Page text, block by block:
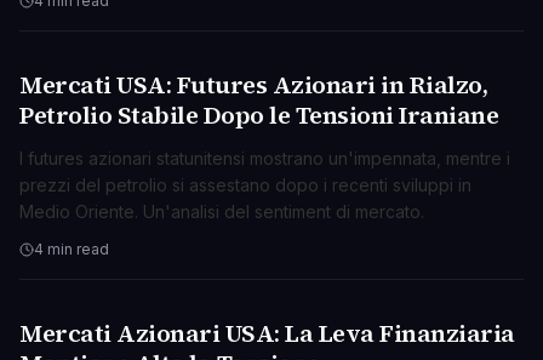
BUSINESS
Mercati USA: Futures Azionari in Rialzo,
Petrolio Stabile Dopo le Tensioni Iraniane
I futures azionari statunitensi mostrano un'impennata, mentre i
prezzi del petrolio si assestano dopo i recenti sviluppi in
Medio Oriente. Un'analisi del sentiment di mercato.
4 min read
BUSINESS
Mercati Azionari USA: La Leva Finanziaria